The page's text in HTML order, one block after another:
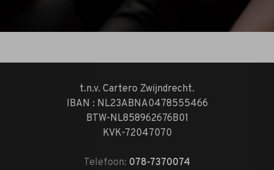
t.n.v. Cartero Zwijndrecht.
IBAN : NL23ABNA0478555466
BTW-NL858962676B01
KVK-72047070
Telefoon: 078-7370074